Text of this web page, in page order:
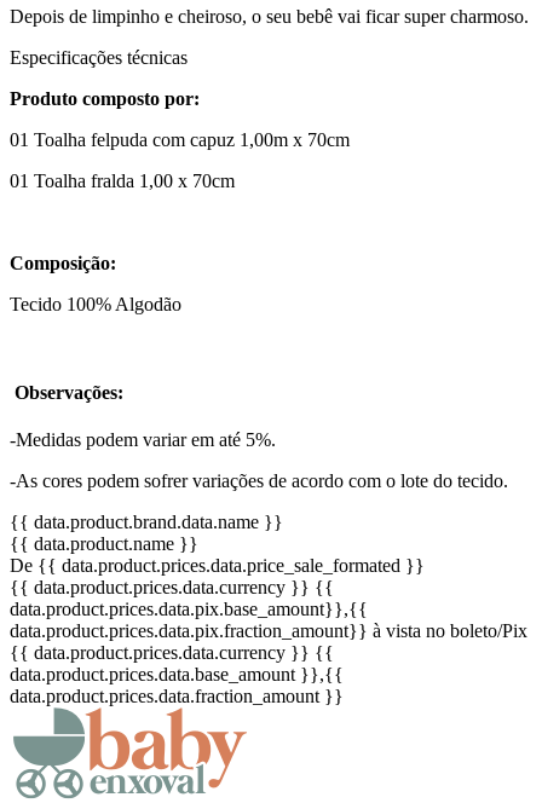
Depois de limpinho e cheiroso, o seu bebê vai ficar super charmoso.
Especificações técnicas
Produto composto por:
01 Toalha felpuda com capuz 1,00m x 70cm
01 Toalha fralda 1,00 x 70cm
Composição:
Tecido 100% Algodão
Observações:
-Medidas podem variar em até 5%.
-As cores podem sofrer variações de acordo com o lote do tecido.
{{ data.product.brand.data.name }}
{{ data.product.name }}
De {{ data.product.prices.data.price_sale_formated }}
{{ data.product.prices.data.currency }} {{
data.product.prices.data.pix.base_amount}},{{
data.product.prices.data.pix.fraction_amount}} à vista no boleto/Pix
{{ data.product.prices.data.currency }} {{
data.product.prices.data.base_amount }},{{
data.product.prices.data.fraction_amount }}